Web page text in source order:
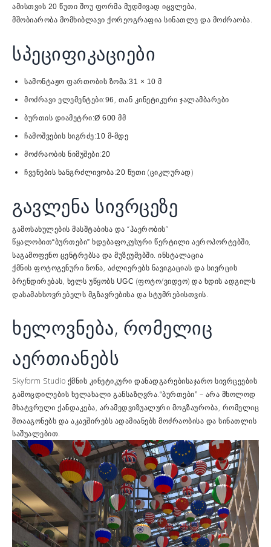
ამისთვის 20 წუთი შოუ ფორმა მუდმივად იცვლება,
მშობიარობა მომხიბლავი ქორეოგრაფია სინათლე და მოძრაობა.
სპეციფიკაციები
სამონტაჟო ფართობის ზომა:31 × 10 მ
მოძრავი ელემენტები:96 , თან კინეტიკური ჯალამბარები
ბურთის დიამეტრი:Ø 600 მმ
ჩამოშვების სიგრძე:10 მ-მდე
მოძრაობის ნიმუშები:20
ჩვენების ხანგრძლივობა:20 წუთი (ციკლურად)
გავლენა სივრცეზე
გამოსახულების მასშტაბისა და “ჰაერობის”
წყალობით“ბურთები” ხდებაფოკუსური წერტილი აეროპორტებში,
საგამოფენო ცენტრებსა და მუზეუმებში. ინსტალაცია
ქმნის ფოტოგენური ზონა, აძლიერებს ნავიგაციას და სივრცის
ბრენდირებას, ხელს უწყობს UGC (ფოტო/ვიდეო) და ხდის ადგილს
დასამახსოვრებელს მგზავრებისა და სტუმრებისთვის.
ხელოვნება, რომელიც
აერთიანებს
Skyform Studio ქმნის კინეტიკური დანადგარებისაჯარო სივრცეების
გამოცდილების ხელახალი განსაზღვრა.“ბურთები” – არა მხოლოდ
მხატვრული ქანდაკება, არამედვიზუალური მოგზაურობა, რომელიც
შთააგონებს და აკავშირებს ადამიანებს მოძრაობისა და სინათლის
საშუალებით.